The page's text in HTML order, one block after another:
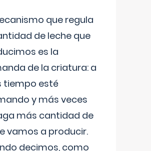
que regula
de leche que
es la
de la criatura: a
tiempo esté
y más veces
más cantidad de
vamos a producir.
decimos, como